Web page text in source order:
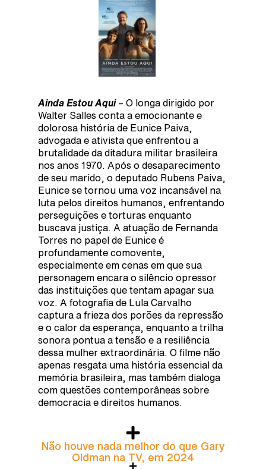
Ainda Estou Aqui– O longa dirigido por
Walter Salles conta a emocionante e
dolorosa história de Eunice Paiva,
advogada e ativista que enfrentou a
brutalidade da ditadura militar brasileira
nos anos 1970. Após o desaparecimento
de seu marido, o deputado Rubens Paiva,
Eunice se tornou uma voz incansável na
luta pelos direitos humanos, enfrentando
perseguições e torturas enquanto
buscava justiça. A atuação de Fernanda
Torres no papel de Eunice é
profundamente comovente,
especialmente em cenas em que sua
personagem encara o silêncio opressor
das instituições que tentam apagar sua
voz. A fotografia de Lula Carvalho
captura a frieza dos porões da repressão
e o calor da esperança, enquanto a trilha
sonora pontua a tensão e a resiliência
dessa mulher extraordinária. O filme não
apenas resgata uma história essencial da
memória brasileira, mas também dialoga
com questões contemporâneas sobre
democracia e direitos humanos.
Não houve nada melhor do que Gary
Oldman na TV, em 2024